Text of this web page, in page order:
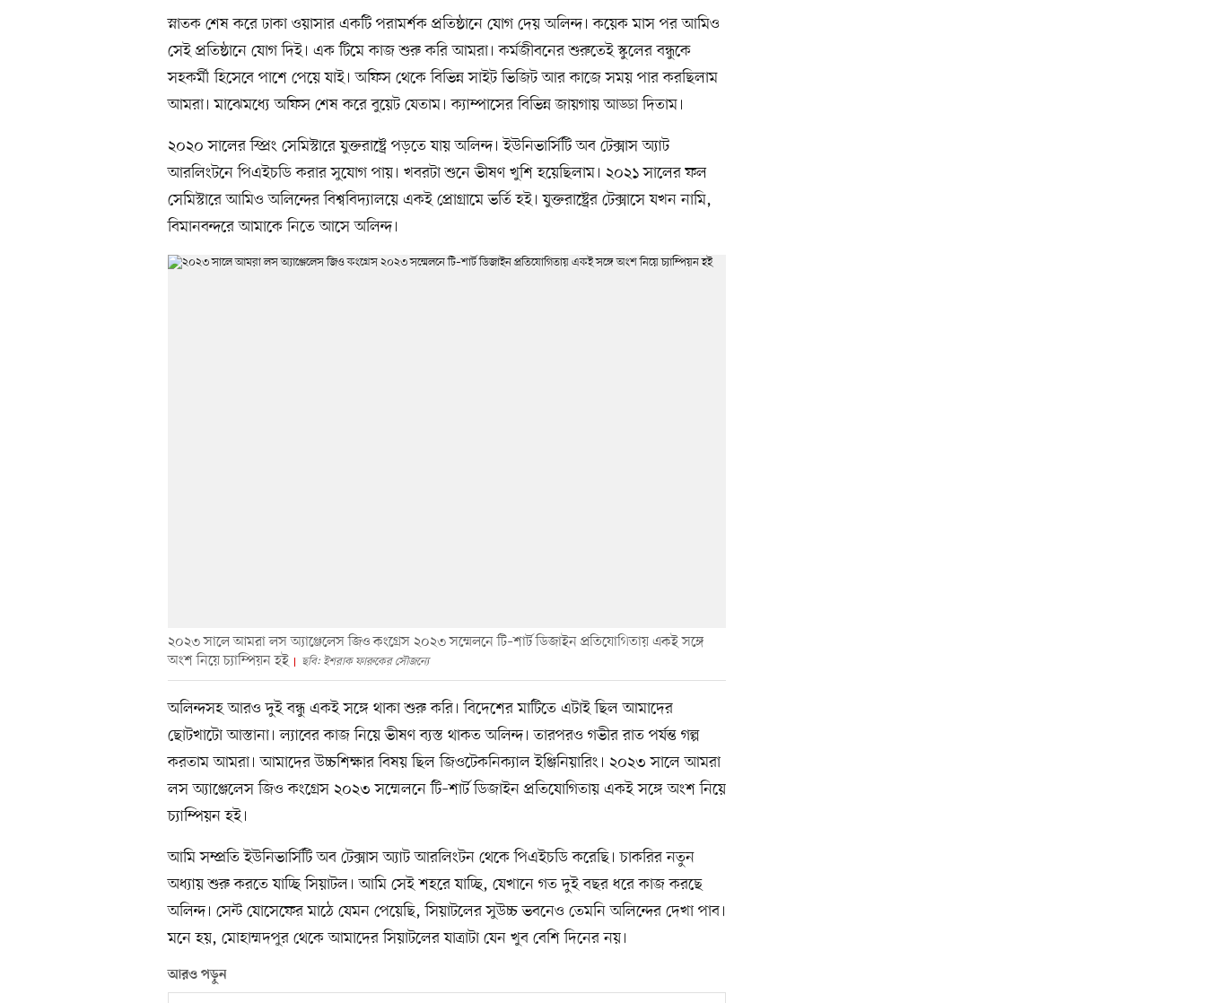
স্নাতক শেষ করে ঢাকা ওয়াসার একটি পরামর্শক প্রতিষ্ঠানে যোগ দেয় অলিন্দ। কয়েক মাস পর আমিও
সেই প্রতিষ্ঠানে যোগ দিই। এক টিমে কাজ শুরু করি আমরা। কর্মজীবনের শুরুতেই স্কুলের বন্ধুকে
সহকর্মী হিসেবে পাশে পেয়ে যাই। অফিস থেকে বিভিন্ন সাইট ভিজিট আর কাজে সময় পার করছিলাম
আমরা। মাঝেমধ্যে অফিস শেষ করে বুয়েট যেতাম। ক্যাম্পাসের বিভিন্ন জায়গায় আড্ডা দিতাম।
২০২০ সালের স্প্রিং সেমিস্টারে যুক্তরাষ্ট্রে পড়তে যায় অলিন্দ। ইউনিভার্সিটি অব টেক্সাস অ্যাট
আরলিংটনে পিএইচডি করার সুযোগ পায়। খবরটা শুনে ভীষণ খুশি হয়েছিলাম। ২০২১ সালের ফল
সেমিস্টারে আমিও অলিন্দের বিশ্ববিদ্যালয়ে একই প্রোগ্রামে ভর্তি হই। যুক্তরাষ্ট্রের টেক্সাসে যখন নামি,
বিমানবন্দরে আমাকে নিতে আসে অলিন্দ।
২০২৩ সালে আমরা লস অ্যাঞ্জেলেস জিও কংগ্রেস ২০২৩ সম্মেলনে টি–শার্ট ডিজাইন প্রতিযোগিতায় একই সঙ্গে
অংশ নিয়ে চ্যাম্পিয়ন হই
ছবি: ইশরাক ফারুকের সৌজন্যে
অলিন্দসহ আরও দুই বন্ধু একই সঙ্গে থাকা শুরু করি। বিদেশের মাটিতে এটাই ছিল আমাদের
ছোটখাটো আস্তানা। ল্যাবের কাজ নিয়ে ভীষণ ব্যস্ত থাকত অলিন্দ। তারপরও গভীর রাত পর্যন্ত গল্প
করতাম আমরা। আমাদের উচ্চশিক্ষার বিষয় ছিল জিওটেকনিক্যাল ইঞ্জিনিয়ারিং। ২০২৩ সালে আমরা
লস অ্যাঞ্জেলেস জিও কংগ্রেস ২০২৩ সম্মেলনে টি–শার্ট ডিজাইন প্রতিযোগিতায় একই সঙ্গে অংশ নিয়ে
চ্যাম্পিয়ন হই।
আমি সম্প্রতি ইউনিভার্সিটি অব টেক্সাস অ্যাট আরলিংটন থেকে পিএইচডি করেছি। চাকরির নতুন
অধ্যায় শুরু করতে যাচ্ছি সিয়াটল। আমি সেই শহরে যাচ্ছি, যেখানে গত দুই বছর ধরে কাজ করছে
অলিন্দ। সেন্ট যোসেফের মাঠে যেমন পেয়েছি, সিয়াটলের সুউচ্চ ভবনেও তেমনি অলিন্দের দেখা পাব।
মনে হয়, মোহাম্মদপুর থেকে আমাদের সিয়াটলের যাত্রাটা যেন খুব বেশি দিনের নয়।
আরও পড়ুন